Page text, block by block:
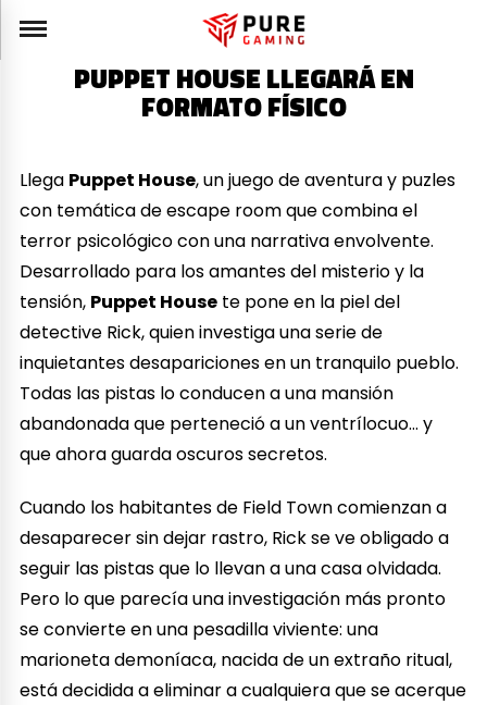
PUPPET HOUSE LLEGARÁ EN
FORMATO FÍSICO
Llega Puppet House, un juego de aventura y puzles
con temática de escape room que combina el
terror psicológico con una narrativa envolvente.
Desarrollado para los amantes del misterio y la
tensión, Puppet House te pone en la piel del
detective Rick, quien investiga una serie de
inquietantes desapariciones en un tranquilo pueblo.
Todas las pistas lo conducen a una mansión
abandonada que perteneció a un ventrílocuo… y
que ahora guarda oscuros secretos.
Cuando los habitantes de Field Town comienzan a
desaparecer sin dejar rastro, Rick se ve obligado a
seguir las pistas que lo llevan a una casa olvidada.
Pero lo que parecía una investigación más pronto
se convierte en una pesadilla viviente: una
marioneta demoníaca, nacida de un extraño ritual,
está decidida a eliminar a cualquiera que se acerque